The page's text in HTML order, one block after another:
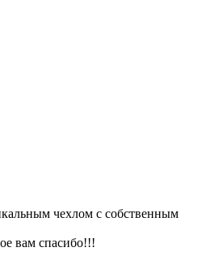
чехлом с собственным
вам спасибо!!!